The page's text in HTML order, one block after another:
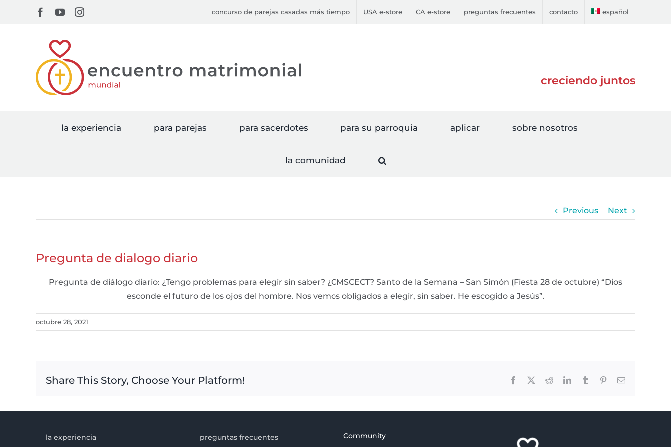
Facebook
YouTubeInstagram concurso de parejas casadas más tiempo USA e-store CA e-store preguntas frecuentes contacto español
creciendo juntos
la experiencia para parejas para sacerdotes para su parroquia aplicar sobre nosotros
la comunidad
Previous Next
Pregunta de dialogo diario
Pregunta de diálogo diario: ¿Tengo problemas para elegir sin saber? ¿CMSCECT? Santo de la Semana – San Simón (Fiesta 28 de octubre) “Dios
esconde el futuro de los ojos del hombre. Nos vemos obligados a elegir, sin saber. He escogido a Jesús”.
octubre 28, 2021
Share This Story, Choose Your Platform! Facebook RedditLinkedInTumblr PinterestEmail
la experiencia
preguntas frecuentes
Community